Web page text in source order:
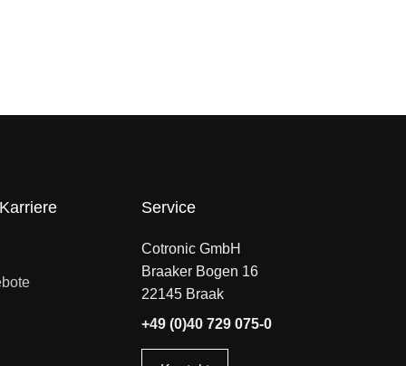
Service
Cotronic GmbH
Braaker Bogen 16
22145 Braak
+49 (0)40 729 075-0